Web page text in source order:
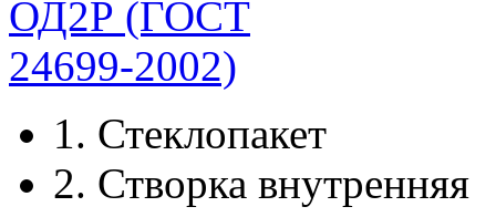
1. Стеклопакет
2. Створка внутренняя